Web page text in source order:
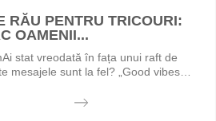
RĂU PENTRU TRICOURI:
OAMENII...
stat vreodată în fața unui raft de
mesajele sunt la fel? „Good vibes